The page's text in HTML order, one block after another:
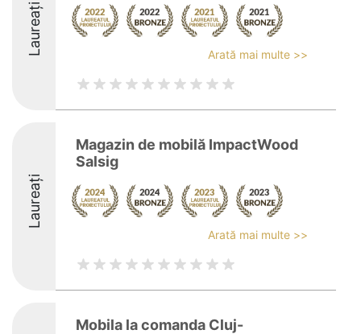
Laureați Arată mai multe >>
Laureați
Magazin de mobilă ImpactWood
Salsig
Arată mai multe >>
Mobila la comanda Cluj-